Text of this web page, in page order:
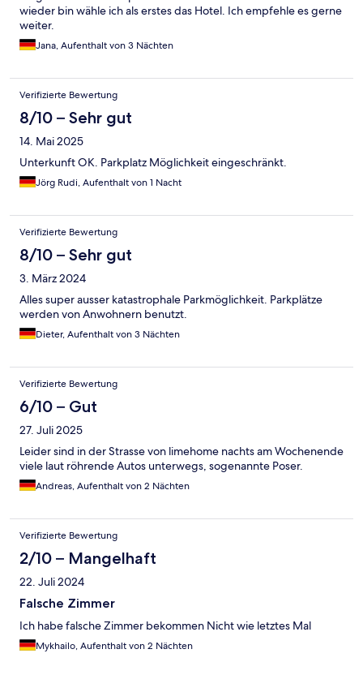
wieder bin wähle ich als erstes das Hotel. Ich empfehle es gerne
weiter.
Jana, Aufenthalt von 3 Nächten
Verifizierte Bewertung
8/10 – Sehr gut
14. Mai 2025
Unterkunft OK. Parkplatz Möglichkeit eingeschränkt.
Jörg Rudi, Aufenthalt von 1 Nacht
Verifizierte Bewertung
8/10 – Sehr gut
3. März 2024
Alles super ausser katastrophale Parkmöglichkeit. Parkplätze
werden von Anwohnern benutzt.
Dieter, Aufenthalt von 3 Nächten
Verifizierte Bewertung
6/10 – Gut
27. Juli 2025
Leider sind in der Strasse von limehome nachts am Wochenende
viele laut röhrende Autos unterwegs, sogenannte Poser.
Andreas, Aufenthalt von 2 Nächten
Verifizierte Bewertung
2/10 – Mangelhaft
22. Juli 2024
Falsche Zimmer
Ich habe falsche Zimmer bekommen Nicht wie letztes Mal
Mykhailo, Aufenthalt von 2 Nächten